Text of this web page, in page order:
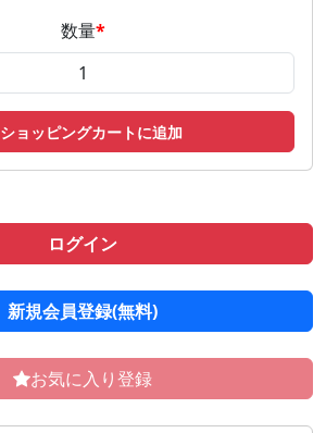
数量*
ショッピングカートに追加
ログイン
新規会員登録(無料)
お気に入り登録